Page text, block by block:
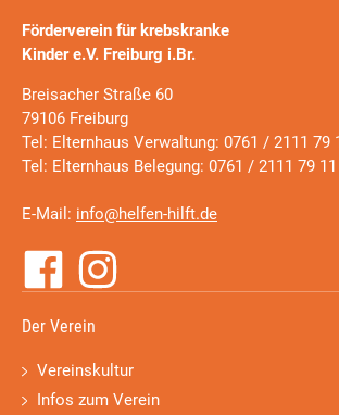
Förderverein für krebskranke
Kinder e.V. Freiburg i.Br.
Breisacher Straße 60
79106 Freiburg
Tel: Elternhaus Verwaltung: 0761 / 2111 79
Tel: Elternhaus Belegung: 0761 / 2111 79 11
E-Mail: info@helfen-hilft.de
Der Verein
Vereinskultur
Infos zum Verein